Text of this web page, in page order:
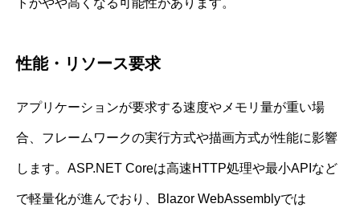
性能・リソース要求
アプリケーションが要求する速度やメモリ量が重い場
合、フレームワークの実行方式や描画方式が性能に影響
します。ASP.NET Coreは高速HTTP処理や最小APIなど
で軽量化が進んでおり、Blazor WebAssemblyでは